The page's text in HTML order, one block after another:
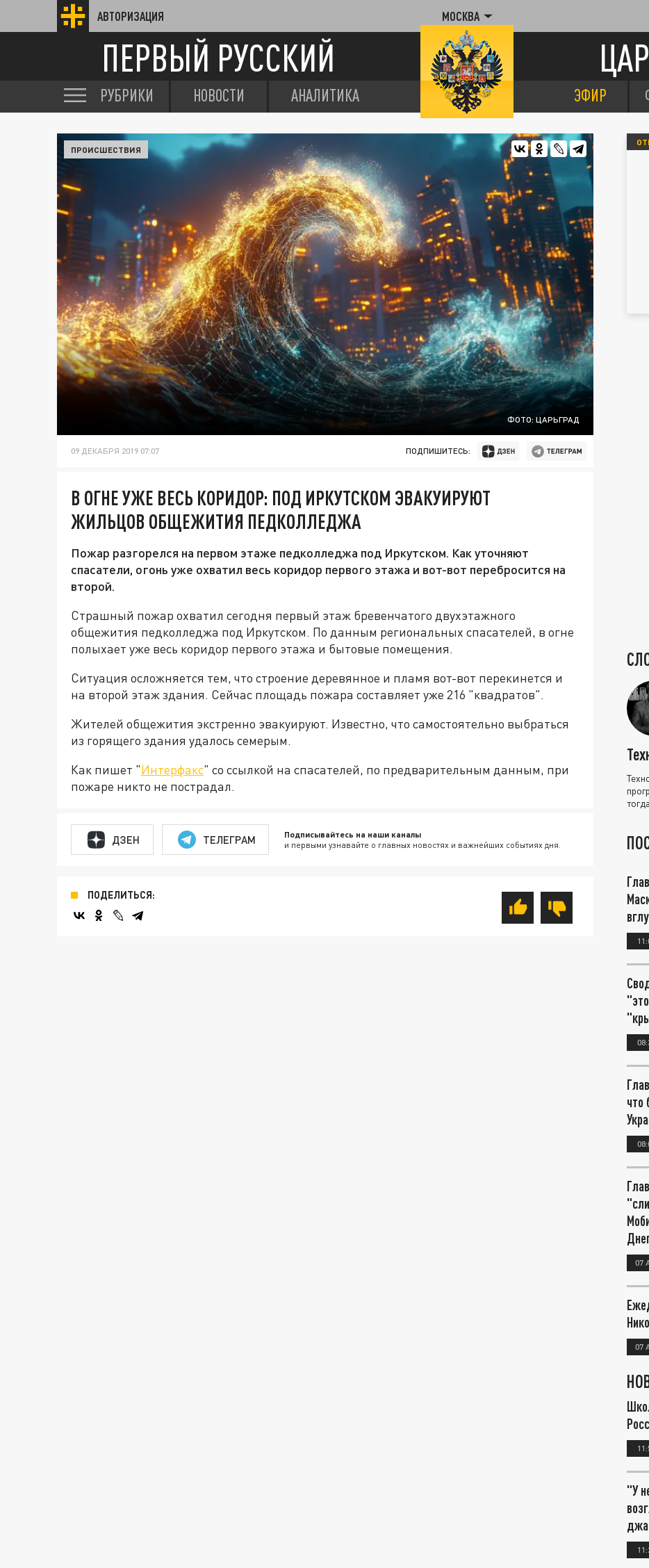
АВТОРИЗАЦИЯ МОСКВА
ПЕРВЫЙ РУССКИЙ
РУБРИКИ НОВОСТИ АНАЛИТИКА ЭФИР
ФОТО: ЦАРЬГРАД
ПРОИСШЕСТВИЯ
09 ДЕКАБРЯ 2019 07:07 ПОДПИШИТЕСЬ:
В ОГНЕ УЖЕ ВЕСЬ КОРИДОР: ПОД ИРКУТСКОМ ЭВАКУИРУЮТ
ЖИЛЬЦОВ ОБЩЕЖИТИЯ ПЕДКОЛЛЕДЖА
Пожар разгорелся на первом этаже педколледжа под Иркутском. Как уточняют
спасатели, огонь уже охватил весь коридор первого этажа и вот-вот перебросится на
второй.
Страшный пожар охватил сегодня первый этаж бревенчатого двухэтажного
общежития педколледжа под Иркутском. По данным региональных спасателей, в огне
полыхает уже весь коридор первого этажа и бытовые помещения.
Ситуация осложняется тем, что строение деревянное и пламя вот-вот перекинется и
на второй этаж здания. Сейчас площадь пожара составляет уже 216 "квадратов".
Жителей общежития экстренно эвакуируют. Известно, что самостоятельно выбраться
из горящего здания удалось семерым.
Как пишет "Интерфакс" со ссылкой на спасателей, по предварительным данным, при
пожаре никто не пострадал.
ДЗЕН ТЕЛЕГРАМ Подписывайтесь на наши каналы
и первыми узнавайте о главных новостях и важнейших событиях дня.
ПОДЕЛИТЬСЯ:
что
07
07
"У